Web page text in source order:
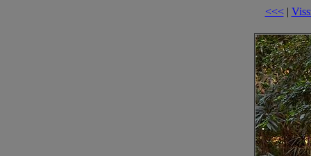
<<< |